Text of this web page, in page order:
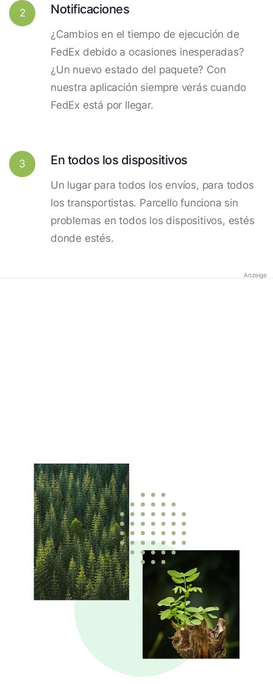
2 Notificaciones
¿Cambios en el tiempo de ejecución de
FedEx debido a ocasiones inesperadas?
¿Un nuevo estado del paquete? Con
nuestra aplicación siempre verás cuando
FedEx está por llegar.
3 En todos los dispositivos
Un lugar para todos los envíos, para todos
los transportistas. Parcello funciona sin
problemas en todos los dispositivos, estés
donde estés.
Anzeige